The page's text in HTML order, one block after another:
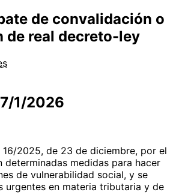
de convalidación o
de real decreto-ley
1/2026
16/2025, de 23 de diciembre, por el
determinadas medidas para hacer
de vulnerabilidad social, y se
urgentes en materia tributaria y de